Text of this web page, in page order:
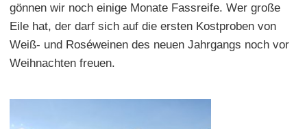
gönnen wir noch einige Monate Fassreife. Wer große
Eile hat, der darf sich auf die ersten Kostproben von
Weiß- und Roséweinen des neuen Jahrgangs noch vor
Weihnachten freuen.